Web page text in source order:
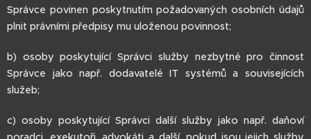
Správce povinen poskytnutím požadovaných osobních údajů
plnit právními předpisy mu uloženou povinnost;
b) osoby poskytující Správci služby nezbytné pro činnost
Správce jako např. dodavatelé IT systémů a souvisejících
služeb;
c) osoby poskytující Správci další služby jako např. daňoví